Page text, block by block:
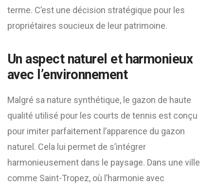
terme. C’est une décision stratégique pour les
propriétaires soucieux de leur patrimoine.
Un aspect naturel et harmonieux
avec l’environnement
Malgré sa nature synthétique, le gazon de haute
qualité utilisé pour les courts de tennis est conçu
pour imiter parfaitement l’apparence du gazon
naturel. Cela lui permet de s’intégrer
harmonieusement dans le paysage. Dans une ville
comme Saint-Tropez, où l’harmonie avec